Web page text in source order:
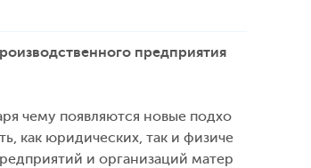
предприятия
чему появляются новые подхо
как юридических, так и физиче
и организаций матер